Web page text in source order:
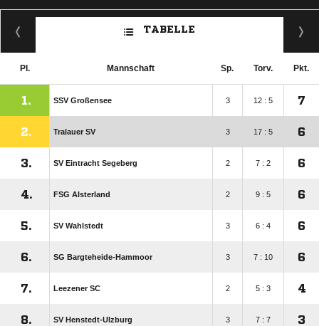
TABELLE
Pl. Mannschaft Sp. Torv. Pkt.
1. SSV Großensee 3 12 : 5 7
2. Tralauer SV 3 17 : 5 6
3. SV Eintracht Segeberg 2 7 : 2 6
4. FSG Alsterland 2 9 : 5 6
5. SV Wahlstedt 3 6 : 4 6
6. SG Bargteheide-Hammoor 3 7 : 10 6
7. Leezener SC 2 5 : 3 4
8. SV Henstedt-Ulzburg 3 7 : 7 3